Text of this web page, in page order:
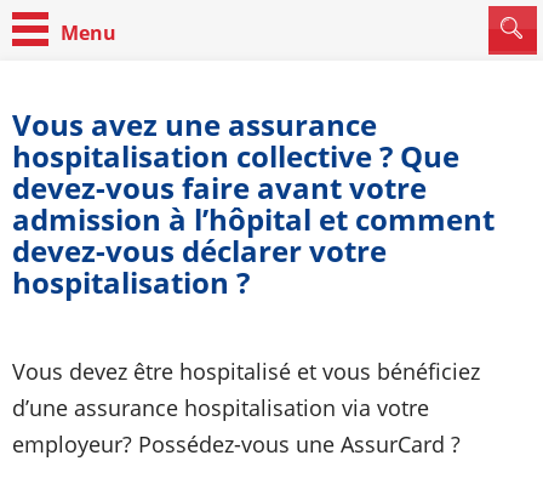
Vous avez une assurance
hospitalisation collective ? Que
devez-vous faire avant votre
admission à l’hôpital et comment
devez-vous déclarer votre
hospitalisation ?
Vous devez être hospitalisé et vous bénéficiez
d’une assurance hospitalisation via votre
employeur? Possédez-vous une AssurCard ?